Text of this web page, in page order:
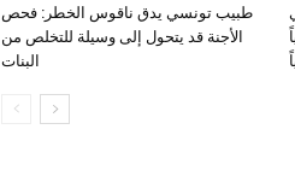
طبيب تونسي يدق ناقوس الخطر: فحص
الأجنة قد يتحول إلى وسيلة للتخلص من
البنات